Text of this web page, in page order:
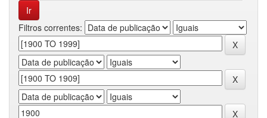
Filtros correntes: